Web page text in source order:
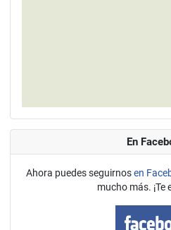
En
Ahora puedes seguirnosen
mucho más. ¡Te